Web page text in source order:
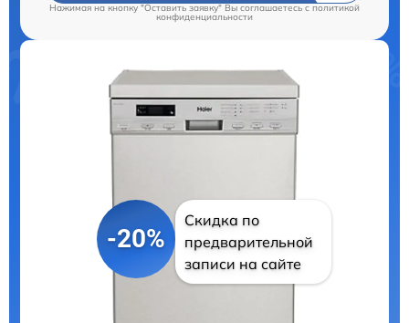
Нажимая на кнопку "Оставить заявку" Вы соглашаетесь cполитикой
конфиденциальности
-20%
Скидка по
предварительной
записи на сайте